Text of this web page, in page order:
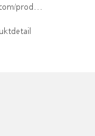
CH1558310012